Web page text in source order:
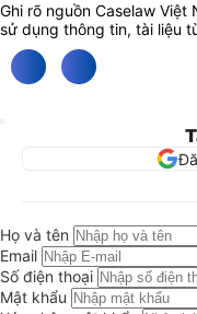
Ghi rõ nguồn Caselaw Việt
sử dụng thông tin, tài liệu
Họ và tên
Email
Số điện thoại
Mật khẩu